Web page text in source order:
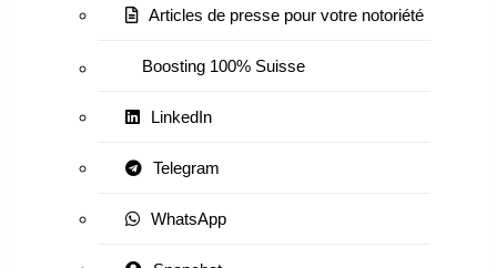
Articles de presse pour votre notoriété
Boosting 100% Suisse
LinkedIn
Telegram
WhatsApp